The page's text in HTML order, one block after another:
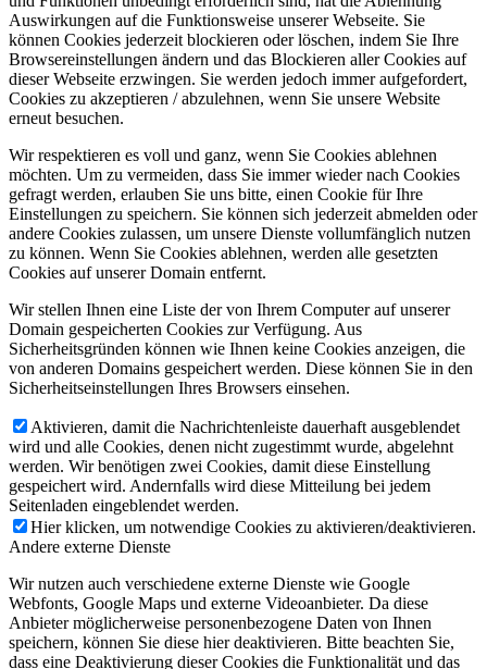
Auswirkungen auf die Funktionsweise unserer Webseite. Sie
können Cookies jederzeit blockieren oder löschen, indem Sie Ihre
Browsereinstellungen ändern und das Blockieren aller Cookies auf
dieser Webseite erzwingen. Sie werden jedoch immer aufgefordert,
Cookies zu akzeptieren / abzulehnen, wenn Sie unsere Website
erneut besuchen.
Wir respektieren es voll und ganz, wenn Sie Cookies ablehnen
möchten. Um zu vermeiden, dass Sie immer wieder nach Cookies
gefragt werden, erlauben Sie uns bitte, einen Cookie für Ihre
Einstellungen zu speichern. Sie können sich jederzeit abmelden oder
andere Cookies zulassen, um unsere Dienste vollumfänglich nutzen
zu können. Wenn Sie Cookies ablehnen, werden alle gesetzten
Cookies auf unserer Domain entfernt.
Wir stellen Ihnen eine Liste der von Ihrem Computer auf unserer
Domain gespeicherten Cookies zur Verfügung. Aus
Sicherheitsgründen können wie Ihnen keine Cookies anzeigen, die
von anderen Domains gespeichert werden. Diese können Sie in den
Sicherheitseinstellungen Ihres Browsers einsehen.
Aktivieren, damit die Nachrichtenleiste dauerhaft ausgeblendet
wird und alle Cookies, denen nicht zugestimmt wurde, abgelehnt
werden. Wir benötigen zwei Cookies, damit diese Einstellung
gespeichert wird. Andernfalls wird diese Mitteilung bei jedem
Seitenladen eingeblendet werden.
Hier klicken, um notwendige Cookies zu aktivieren/deaktivieren.
Andere externe Dienste
Wir nutzen auch verschiedene externe Dienste wie Google
Webfonts, Google Maps und externe Videoanbieter. Da diese
Anbieter möglicherweise personenbezogene Daten von Ihnen
speichern, können Sie diese hier deaktivieren. Bitte beachten Sie,
dass eine Deaktivierung dieser Cookies die Funktionalität und das